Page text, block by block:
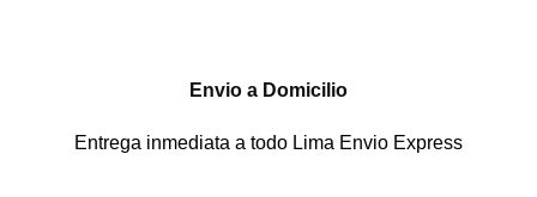
Envio a Domicilio
Entrega inmediata a todo Lima Envio Express